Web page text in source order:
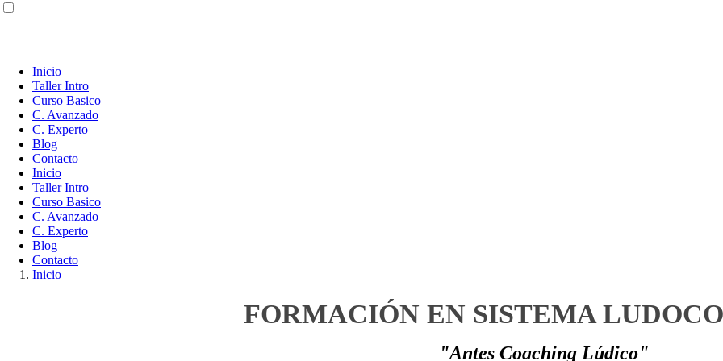
Inicio
Taller Intro
Curso Basico
C. Avanzado
C. Experto
Blog
Contacto
Inicio
Taller Intro
Curso Basico
C. Avanzado
C. Experto
Blog
Contacto
Inicio
FORMACIÓN EN SISTEMA
"Antes Coaching Lúdico"